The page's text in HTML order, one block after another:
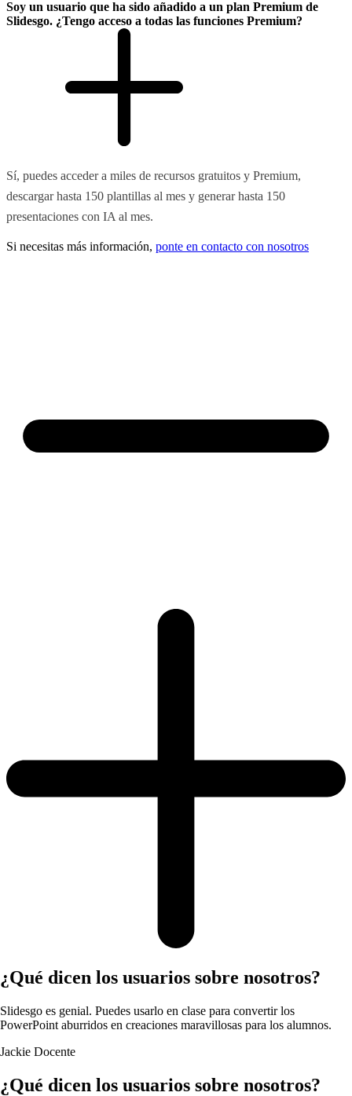
Soy un usuario que ha sido añadido a un plan Premium de
Slidesgo. ¿Tengo acceso a todas las funciones Premium?
Sí, puedes acceder a miles de recursos gratuitos y Premium,
descargar hasta 150 plantillas al mes y generar hasta 150
presentaciones con IA al mes.
Si necesitas más información, ponte en contacto con nosotros
¿Qué dicen los usuarios sobre nosotros?
Slidesgo es genial. Puedes usarlo en clase para convertir los
PowerPoint aburridos en creaciones maravillosas para los alumnos.
Jackie Docente
¿Qué dicen los usuarios sobre nosotros?